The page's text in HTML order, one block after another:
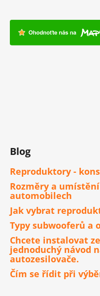
Blog
Reproduktory -
Rozměry a
automobilech
Jak vybrat
Typy subwooferů a
Chcete instalovat
jednoduchý návod
autozesilovače.
Čím se řídit při